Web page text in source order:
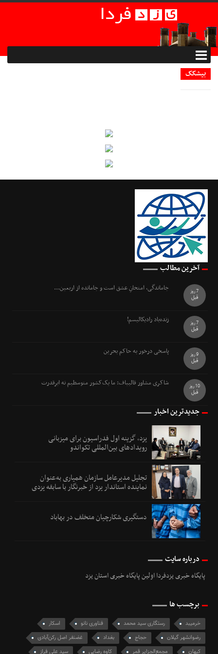
بیشکک
آخرین مطالب
جاماندگی، امتحانِ عشق است و جامانده از اربعین...
7 روز
قبل
زنده‌باد رادیکالیسم!
7 روز
قبل
پاسخی درخور به حاکم بحرین
9 روز
قبل
شاکری مشاور قالیباف: ما یک‌کشور متوسطیم نه ابرقدرت
10 روز
قبل
جدیدترین اخبار
یزد، گزینه اول فدراسیون برای میزبانی
رویدادهای بین‌المللی تکواندو
تجلیل مدیرعامل سازمان همیاری به‌عنوان
نماینده استاندار یزد از خبرنگار با سابقه یزدی
دستگیری شکارچیان متخلف در بهاباد
درباره سایت
پایگاه خبری یزدفردا اولین پایگاه خبری استان یزد
برچسب ها
خرمیبد رستگاری سید محمد فناوری نانو
اسکار
رضوانشهر گیلان
حجاج بغداد
غضنفر اصل رکن‌آبادی
کیهان
مجمع‌الجزایر قمر کاوه رضایی سید علی فراز